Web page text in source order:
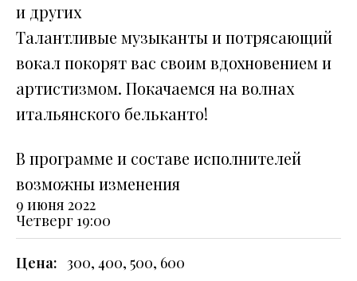
и других
Талантливые музыканты и потрясающий
вокал покорят вас своим вдохновением и
артистизмом. Покачаемся на волнах
итальянского бельканто!
В программе и составе исполнителей
возможны изменения
9 июня 2022
Четверг 19:00
Цена: 300, 400, 500, 600